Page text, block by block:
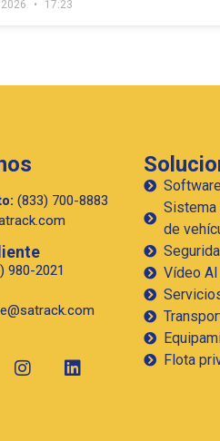
17:23
(833) 700-8883
980-2021
Sistema
de
Vídeo
Flota